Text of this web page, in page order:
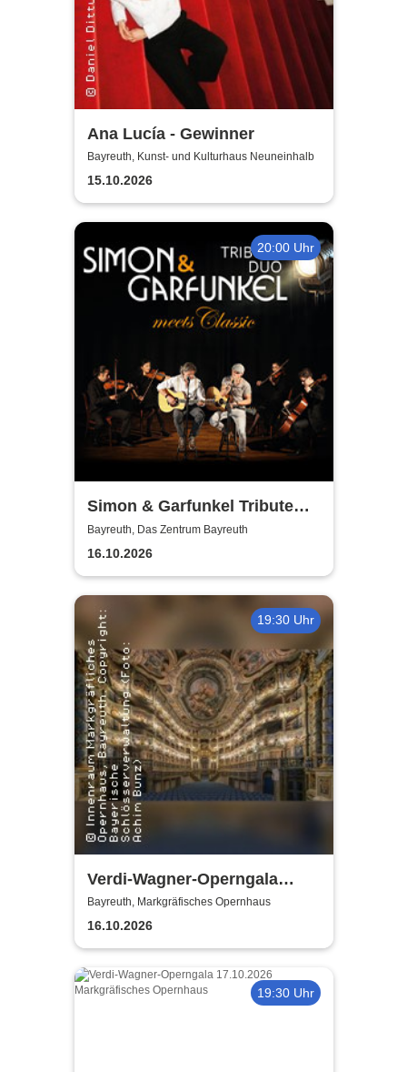
Ana Lucía - Gewinner
Bayreuth, Kunst- und Kulturhaus Neuneinhalb
15.10.2026
20:00 Uhr
Simon & Garfunkel Tribute
meets Classic - Duo
Graceland
Bayreuth, Das Zentrum Bayreuth
16.10.2026
19:30 Uhr
Verdi-Wagner-Operngala
(Zusatzkonzert) - präsentiert
von Opera Classica Europa
Bayreuth, Markgräfisches Opernhaus
16.10.2026
19:30 Uhr